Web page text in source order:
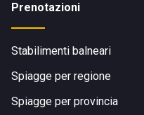
Prenotazioni
Stabilimenti balneari
Spiagge per regione
Spiagge per provincia